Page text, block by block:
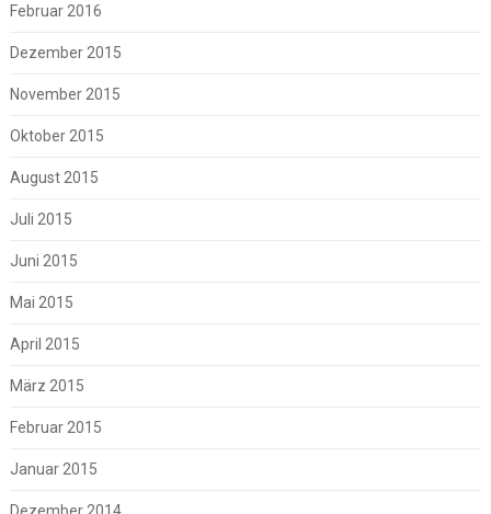
Februar 2016
Dezember 2015
November 2015
Oktober 2015
August 2015
Juli 2015
Juni 2015
Mai 2015
April 2015
März 2015
Februar 2015
Januar 2015
Dezember 2014